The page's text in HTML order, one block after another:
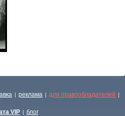
| реклама | для правообладателей |
VIP | блог